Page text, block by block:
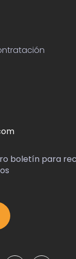
boletín para